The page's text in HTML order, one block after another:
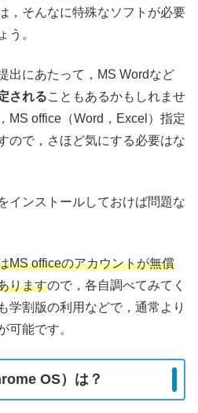
，そんなに特殊なソフトが必要
う。
出にあたって，MS Wordなど
されることもあるかもしれませ
MS office（Word，Excel）指定
ので，さほど気にする必要はな
インストールしておけば問題な
MS officeのアカウントが無償
りますので，各自調べてみてく
学割版の利用などで，通常より
可能です。
OS）は？